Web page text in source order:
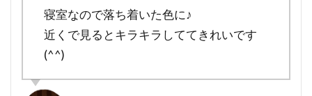
寝室なので落ち着いた色に♪
近くで見るとキラキラしててきれいです
(^^)